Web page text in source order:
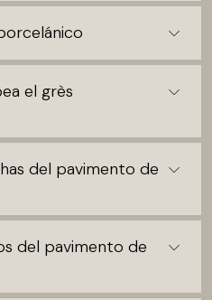
el grès
del pavimento de
del pavimento de